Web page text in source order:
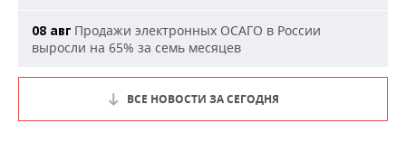
08 авг Продажи электронных ОСАГО в России
выросли на 65% за семь месяцев
ВСЕ НОВОСТИ ЗА СЕГОДНЯ